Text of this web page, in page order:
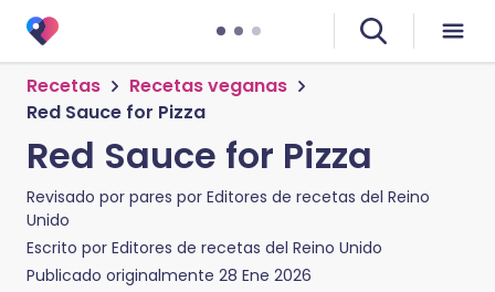
Recetas
Recetas veganas
Red Sauce for Pizza
Red Sauce for Pizza
Revisado por pares por Editores de recetas del Reino
Unido
Escrito por Editores de recetas del Reino Unido
Publicado originalmente 28 Ene 2026